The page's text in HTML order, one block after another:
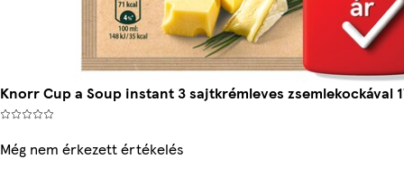
Knorr Cup a Soup instant 3 sajtkrémleves zsemlekockával
Még nem érkezett értékelés